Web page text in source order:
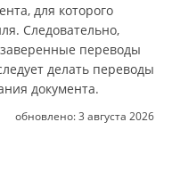
для которого
Следовательно,
переводы
делать переводы
документа.
обновлено:3 августа 2026